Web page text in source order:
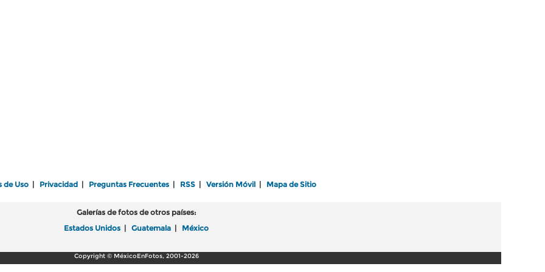
de Uso Privacidad Preguntas Frecuentes RSS Versión Móvil Mapa de Sitio
Galerías de fotos de otros países:
Estados Unidos
Guatemala México
Copyright © MéxicoEnFotos, 2001-2026